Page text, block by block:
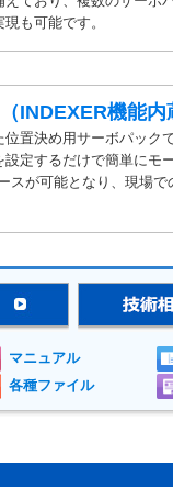
も可能です。
INDEXER機能内
置決め用サーボパック
定するだけで簡単にモ
スが可能となり、現場
マニュアル
各種ファイル